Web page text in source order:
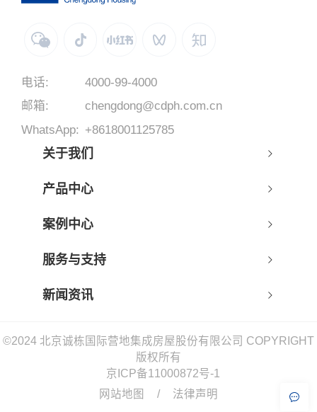
电话:
4000-99-4000
邮箱:
chengdong@cdph.com.cn
WhatsApp: +8618001125785
关于我们
产品中心
案例中心
服务与支持
新闻资讯
©2024 北京诚栋国际营地集成房屋股份有限公司 COPYRIGHT
版权所有
京ICP备11000872号-1
网站地图
/ 法律声明